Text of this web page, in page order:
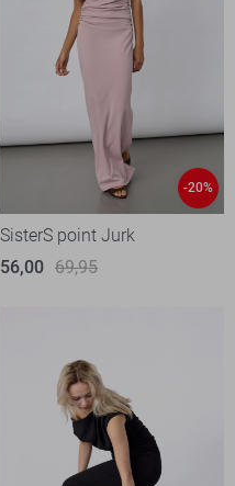
-20%
SisterS point Jurk
56,00 69,95